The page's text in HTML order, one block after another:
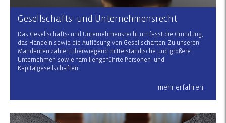
Gesellschafts- und Unternehmensrecht
Das Gesellschafts- und Unternehmensrecht umfasst die Gründung,
das Handeln sowie die Auflösung von Gesellschaften. Zu unseren
Mandanten zählen überwiegend mittelständische und größere
Unternehmen sowie familiengeführte Personen- und
Kapitalgesellschaften.
mehr erfahren